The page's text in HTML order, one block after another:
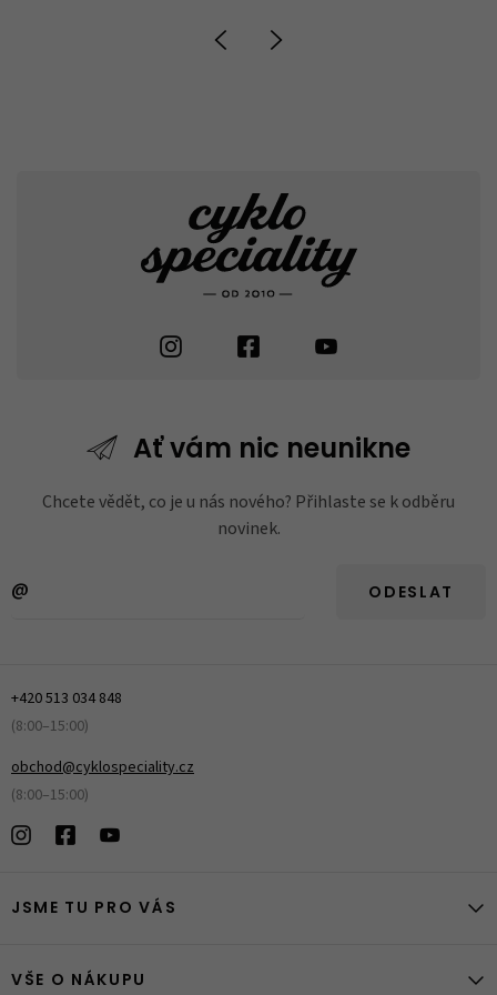
Ať vám nic neunikne
Chcete vědět, co je u nás nového? Přihlaste se k odběru
novinek.
ODESLAT
+420 513 034 848
(8:00–15:00)
obchod@cyklospeciality.cz
(8:00–15:00)
JSME TU PRO VÁS
VŠE O NÁKUPU